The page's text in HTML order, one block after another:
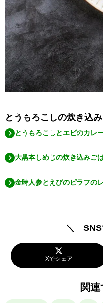
とうもろこしの炊き込
とうもろこしとエビのカレ
大黒本しめじの炊き込みご
金時人参とえびのピラフの
＼ SNS
Xでシェア
関